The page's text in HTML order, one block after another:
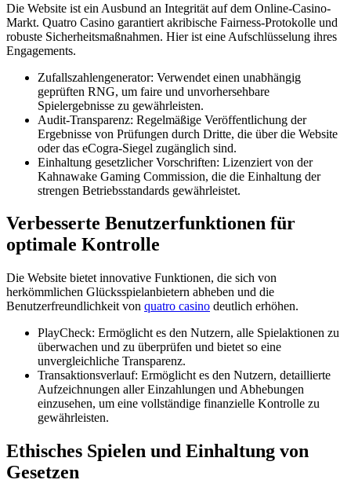
Die Website ist ein Ausbund an Integrität auf dem Online-Casino-
Markt. Quatro Casino garantiert akribische Fairness-Protokolle und
robuste Sicherheitsmaßnahmen. Hier ist eine Aufschlüsselung ihres
Engagements.
Zufallszahlengenerator: Verwendet einen unabhängig
geprüften RNG, um faire und unvorhersehbare
Spielergebnisse zu gewährleisten.
Audit-Transparenz: Regelmäßige Veröffentlichung der
Ergebnisse von Prüfungen durch Dritte, die über die Website
oder das eCogra-Siegel zugänglich sind.
Einhaltung gesetzlicher Vorschriften: Lizenziert von der
Kahnawake Gaming Commission, die die Einhaltung der
strengen Betriebsstandards gewährleistet.
Verbesserte Benutzerfunktionen für
optimale Kontrolle
Die Website bietet innovative Funktionen, die sich von
herkömmlichen Glücksspielanbietern abheben und die
Benutzerfreundlichkeit von quatro casino deutlich erhöhen.
PlayCheck: Ermöglicht es den Nutzern, alle Spielaktionen zu
überwachen und zu überprüfen und bietet so eine
unvergleichliche Transparenz.
Transaktionsverlauf: Ermöglicht es den Nutzern, detaillierte
Aufzeichnungen aller Einzahlungen und Abhebungen
einzusehen, um eine vollständige finanzielle Kontrolle zu
gewährleisten.
Ethisches Spielen und Einhaltung von
Gesetzen